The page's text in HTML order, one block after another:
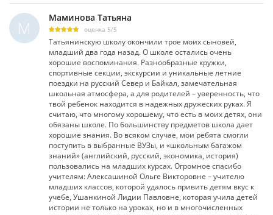
М
Маминова Татьяна
оценка 5/5
Татьянинскую школу окончили трое моих сыновей,
младший два года назад. О школе остались очень
хорошие воспоминания. Разнообразные кружки,
спортивные секции, экскурсии и уникальные летние
поездки на русский Север и Байкал, замечательная
школьная атмосфера, а для родителей – уверенность, что
твой ребенок находится в надежных дружеских руках. Я
считаю, что многому хорошему, что есть в моих детях, они
обязаны школе. По большинству предметов школа дает
хорошие знания. Во всяком случае, мои ребята смогли
поступить в выбранные ВУЗы, и «школьным багажом
знаний» (английский, русский, экономика, история)
пользовались на младших курсах. Огромное спасибо
учителям: Алексашиной Ольге Викторовне – учителю
младших классов, которой удалось привить детям вкус к
учебе, Ушанкиной Лидии Павловне, которая учила детей
истории не только на уроках, но и в многочисленных